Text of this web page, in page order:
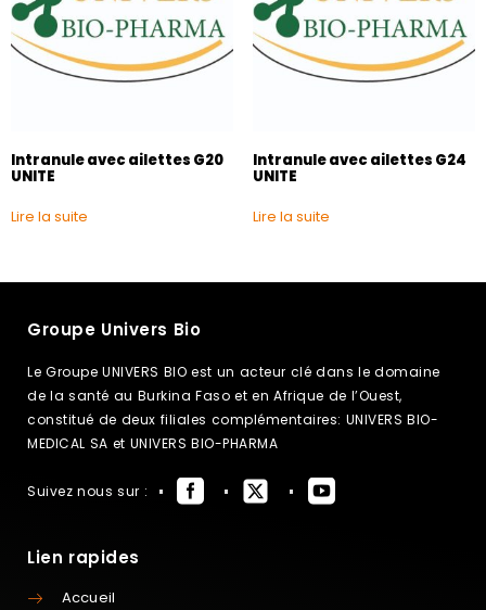
Intranule avec ailettes G20
UNITE
Lire la suite
Intranule avec ailettes G24
UNITE
Lire la suite
Groupe Univers Bio
Le Groupe UNIVERS BIO est un acteur clé dans le domaine
de la santé au Burkina Faso et en Afrique de l’Ouest,
constitué de deux filiales complémentaires: UNIVERS BIO-
MEDICAL SA et UNIVERS BIO-PHARMA
Suivez nous sur :
Lien rapides
Accueil